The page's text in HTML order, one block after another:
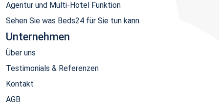
Agentur und Multi-Hotel Funktion
Sehen Sie was Beds24 für Sie tun kann
Unternehmen
Über uns
Testimonials & Referenzen
Kontakt
AGB